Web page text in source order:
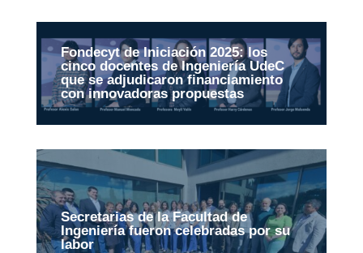
Fondecyt de Iniciación 2025: los
cinco docentes de Ingeniería UdeC
que se adjudicaron financiamiento
con innovadoras propuestas
Secretarias de la Facultad de
Ingeniería fueron celebradas por su
labor